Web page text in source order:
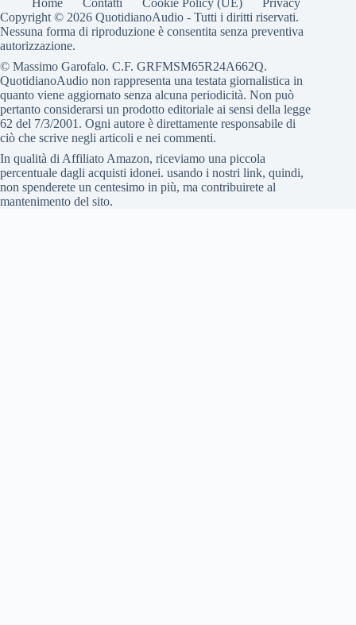
Home Contatti Cookie Policy (UE)
Privacy
Copyright © 2026 QuotidianoAudio - Tutti i diritti riservati.
Nessuna forma di riproduzione è consentita senza preventiva
autorizzazione.
© Massimo Garofalo. C.F. GRFMSM65R24A662Q.
QuotidianoAudio non rappresenta una testata giornalistica in
quanto viene aggiornato senza alcuna periodicità. Non può
pertanto considerarsi un prodotto editoriale ai sensi della legge
62 del 7/3/2001. Ogni autore è direttamente responsabile di
ciò che scrive negli articoli e nei commenti.
In qualità di Affiliato Amazon, riceviamo una piccola
percentuale dagli acquisti idonei. usando i nostri link, quindi,
non spenderete un centesimo in più, ma contribuirete al
mantenimento del sito.